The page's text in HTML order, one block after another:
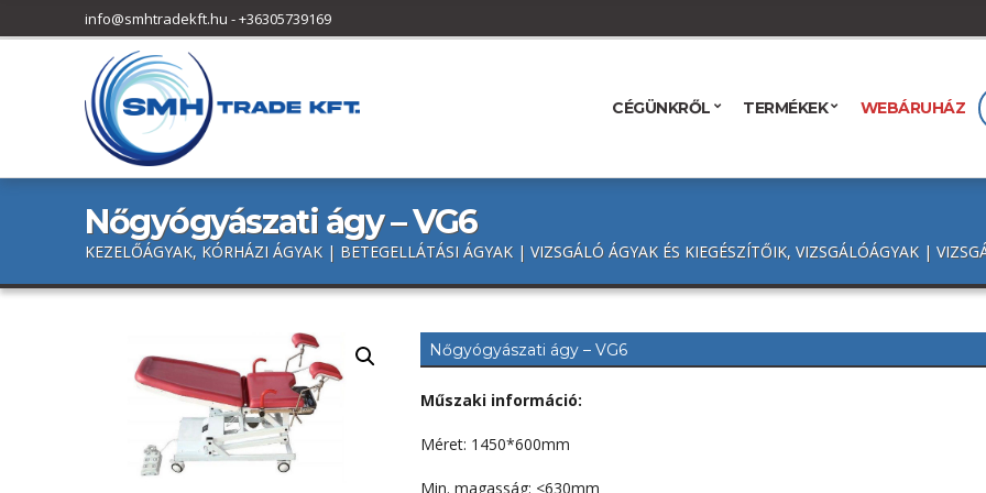
info@smhtradekft.hu -+36305739169
f
CÉGÜNKRŐL TERMÉKEK WEBÁRUHÁZ
Nőgyógyászati ágy – VG6
KEZELŐÁGYAK, KÓRHÁZI ÁGYAK | BETEGELLÁTÁSI ÁGYAK | VIZSGÁLÓ ÁGYAK ÉS KIEGÉSZÍTŐIK, VIZSGÁLÓÁGYAK |
Nőgyógyászati ágy – VG6
Műszaki információ:
Méret: 1450*600mm
Min. magasság: <630mm